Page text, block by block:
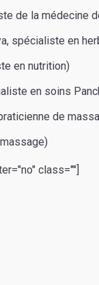
de la médecine
spécialiste en
en nutrition)
en soins
de
class=""]